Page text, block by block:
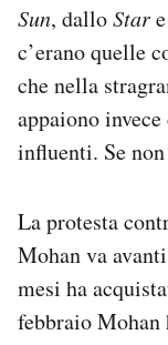
Sun, dalloStar
c’erano quelle
che nella
appaiono
influenti. Se
La protesta
Mohan va
mesi ha
febbraio Mohan